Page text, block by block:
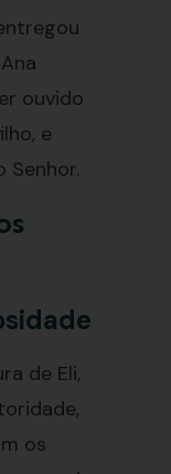
ouvido
e
Senhor.
de Eli,
os